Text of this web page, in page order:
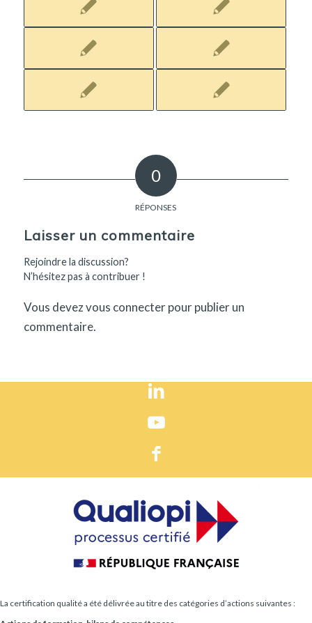
0
RÉPONSES
Laisser un commentaire
Rejoindre la discussion?
N’hésitez pas à contribuer !
Vous devezvous connecterpour publier un
commentaire.
La certification qualité a été délivrée au titre des catégories d’actions suivantes :